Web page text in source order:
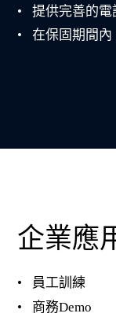
提供完善的
在保固期間
企業應
員工訓練
商務Demo